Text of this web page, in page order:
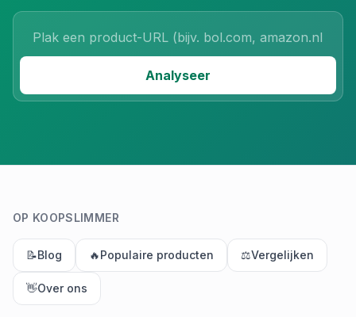
Analyseer
OP KOOPSLIMMER
📝Blog 🔥Populaire producten ⚖️Vergelijken
👋Over ons